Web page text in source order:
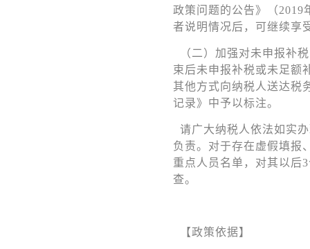
政策问题的公告》（2019
者说明情况后，可继续享
（二）加强对未申报补
束后未申报补税或未足额
其他方式向纳税人送达税
记录》中予以标注。
请广大纳税人依法如实
负责。对于存在虚假填报
重点人员名单，对其以后
查。
【政策依据】